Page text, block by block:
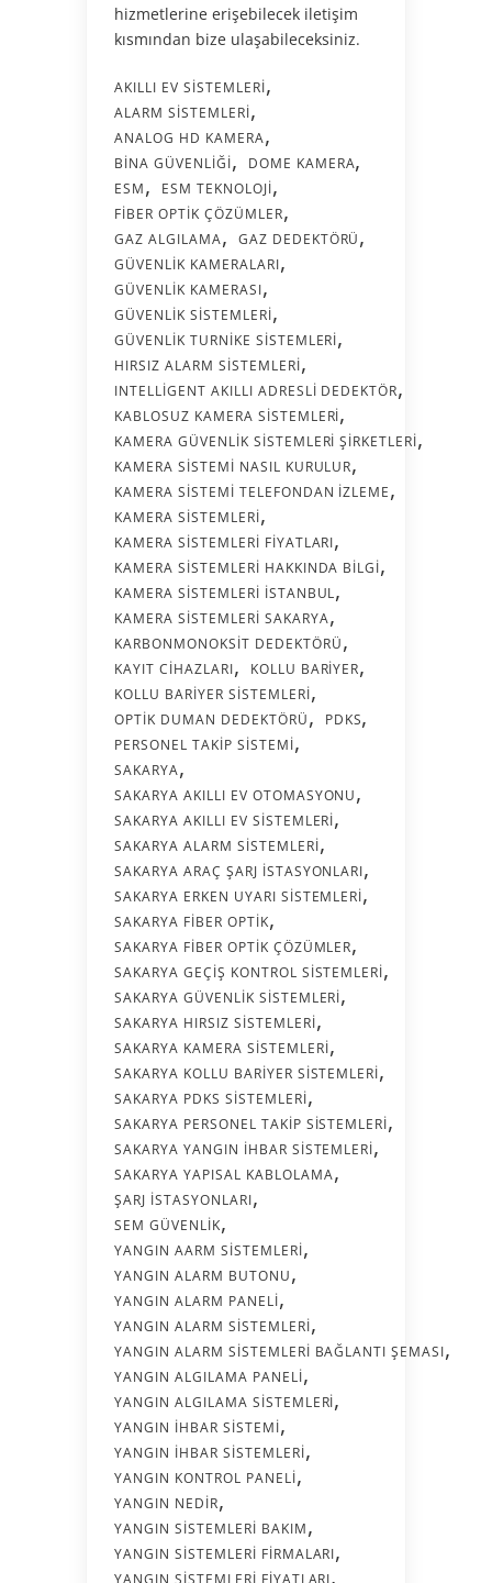
hizmetlerine erişebilecek iletişim
kısmından bize ulaşabileceksiniz.
AKILLI EV SISTEMLERI
ALARM SISTEMLERI
ANALOG HD KAMERA
BINA GÜVENLIĞI
DOME KAMERA
ESM
ESM TEKNOLOJI
FIBER OPTIK ÇÖZÜMLER
GAZ ALGILAMA
GAZ DEDEKTÖRÜ
GÜVENLIK KAMERALARI
GÜVENLIK KAMERASI
GÜVENLIK SISTEMLERI
GÜVENLIK TURNIKE SISTEMLERI
HIRSIZ ALARM SISTEMLERI
INTELLIGENT AKILLI ADRESLI DEDEKTÖR
KABLOSUZ KAMERA SISTEMLERI
KAMERA GÜVENLIK SISTEMLERI ŞIRKETLERI
KAMERA SISTEMI NASIL KURULUR
KAMERA SISTEMI TELEFONDAN İZLEME
KAMERA SISTEMLERI
KAMERA SISTEMLERI FIYATLARI
KAMERA SISTEMLERI HAKKINDA BILGI
KAMERA SISTEMLERI İSTANBUL
KAMERA SISTEMLERI SAKARYA
KARBONMONOKSIT DEDEKTÖRÜ
KAYIT CIHAZLARI
KOLLU BARIYER
KOLLU BARIYER SISTEMLERI
OPTIK DUMAN DEDEKTÖRÜ
PDKS
PERSONEL TAKIP SISTEMI
SAKARYA
SAKARYA AKILLI EV OTOMASYONU
SAKARYA AKILLI EV SISTEMLERI
SAKARYA ALARM SISTEMLERI
SAKARYA ARAÇ ŞARJ İSTASYONLARI
SAKARYA ERKEN UYARI SISTEMLERI
SAKARYA FIBER OPTIK
SAKARYA FIBER OPTIK ÇÖZÜMLER
SAKARYA GEÇIŞ KONTROL SISTEMLERI
SAKARYA GÜVENLIK SISTEMLERI
SAKARYA HIRSIZ SISTEMLERI
SAKARYA KAMERA SISTEMLERI
SAKARYA KOLLU BARIYER SISTEMLERI
SAKARYA PDKS SISTEMLERI
SAKARYA PERSONEL TAKIP SISTEMLERI
SAKARYA YANGIN İHBAR SISTEMLERI
SAKARYA YAPISAL KABLOLAMA
ŞARJ İSTASYONLARI
SEM GÜVENLIK
YANGIN AARM SISTEMLERI
YANGIN ALARM BUTONU
YANGIN ALARM PANELI
YANGIN ALARM SISTEMLERI
YANGIN ALARM SISTEMLERI BAĞLANTI ŞEMASI
YANGIN ALGILAMA PANELI
YANGIN ALGILAMA SISTEMLERI
YANGIN İHBAR SISTEMI
YANGIN İHBAR SISTEMLERI
YANGIN KONTROL PANELI
YANGIN NEDIR
YANGIN SISTEMLERI BAKIM
YANGIN SISTEMLERI FIRMALARI
YANGIN SISTEMLERI FIYATLARI